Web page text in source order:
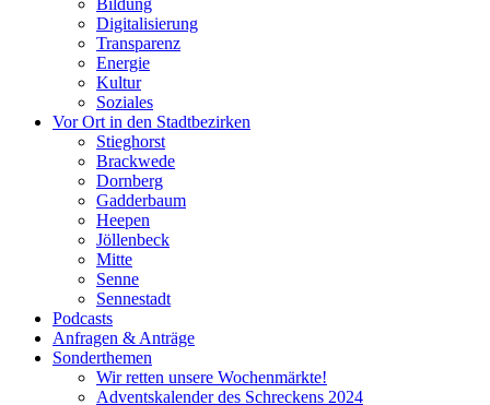
Digitalisierung
Transparenz
Energie
Kultur
Soziales
Vor Ort in den Stadtbezirken
Stieghorst
Brackwede
Dornberg
Gadderbaum
Heepen
Jöllenbeck
Mitte
Senne
Sennestadt
Podcasts
Anfragen & Anträge
Sonderthemen
Wir retten unsere Wochenmärkte!
Adventskalender des Schreckens 2024